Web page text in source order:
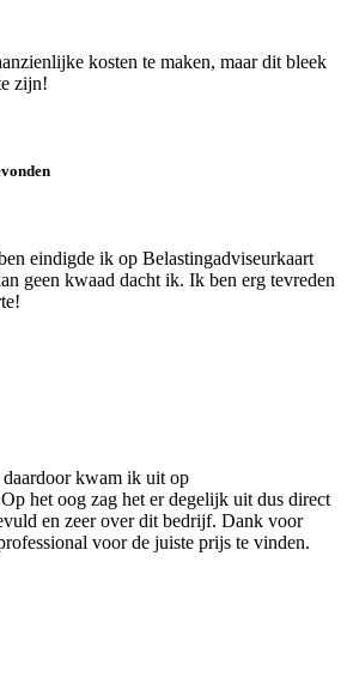
kosten te maken, maar dit bleek
zijn!
eindigde ik op Belastingadviseurkaart
geen kwaad dacht ik. Ik ben erg tevreden
kwam ik uit op
het oog zag het er degelijk uit dus direct
en zeer over dit bedrijf. Dank voor
voor de juiste prijs te vinden.